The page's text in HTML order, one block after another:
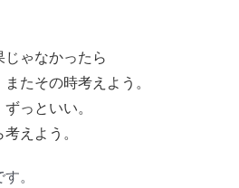
ゃなかったら
たその時考えよう。
っといい。
えよう。
。